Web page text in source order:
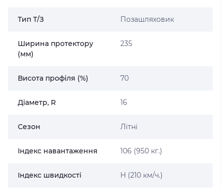
Тип Т/З Позашляховик
Ширина протектору
(мм)
235
Висота профіля (%) 70
Діаметр, R 16
Сезон Літні
Індекс навантаження 106 (950 кг.)
Індекс швидкості H (210 км/ч.)